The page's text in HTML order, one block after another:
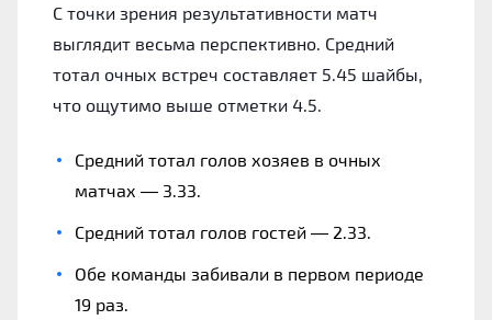
С точки зрения результативности матч
выглядит весьма перспективно. Средний
тотал очных встреч составляет 5.45 шайбы,
что ощутимо выше отметки 4.5.
Средний тотал голов хозяев в очных
матчах — 3.33.
Средний тотал голов гостей — 2.33.
Обе команды забивали в первом периоде
19 раз.